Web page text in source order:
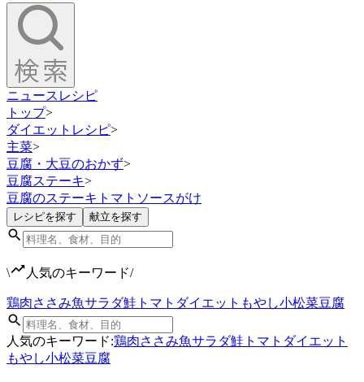
ニュース レシピ
トップ>
ダイエットレシピ>
主菜>
豆腐・大豆のおかず>
豆腐ステーキ>
豆腐のステーキトマトソースがけ
レシピを探す 献立を探す
\ 人気のキーワード/
鶏肉ささみ魚サラダ鮭 トマト ダイエット もやし小松菜豆腐
人気のキーワード:鶏肉ささみ魚サラダ鮭 トマト ダイエット
もやし小松菜豆腐